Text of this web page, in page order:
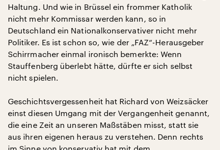
Haltung. Und wie in Brüssel ein frommer Katholik
nicht mehr Kommissar werden kann, so in
Deutschland ein Nationalkonservativer nicht mehr
Politiker. Es ist schon so, wie der „FAZ“-Herausgeber
Schirrmacher einmal ironisch bemerkte: Wenn
Stauffenberg überlebt hätte, dürfte er sich selbst
nicht spielen.
Geschichtsvergessenheit hat Richard von Weizsäcker
einst diesen Umgang mit der Vergangenheit genannt,
die eine Zeit an unseren Maßstäben misst, statt sie
aus ihren eigenen heraus zu verstehen. Denn rechts